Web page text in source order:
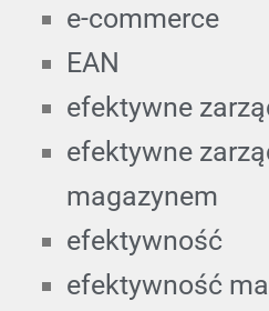
e-commerce
EAN
efektywne
efektywne
magazynem
efektywność
efektywność